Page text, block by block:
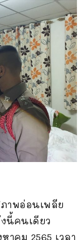
าพอ่อนเพลีย
นี้คนเดียว
าคม 2565 เวลา